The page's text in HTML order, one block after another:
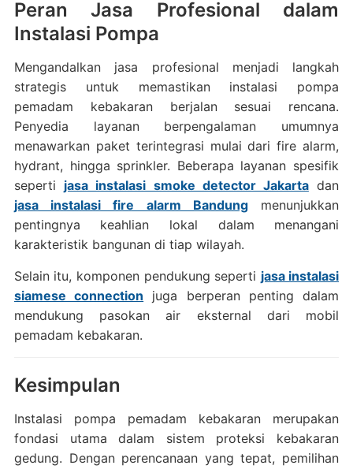
Peran Jasa Profesional dalam
Instalasi Pompa
Mengandalkan jasa profesional menjadi langkah
strategis untuk memastikan instalasi pompa
pemadam kebakaran berjalan sesuai rencana.
Penyedia layanan berpengalaman umumnya
menawarkan paket terintegrasi mulai dari fire alarm,
hydrant, hingga sprinkler. Beberapa layanan spesifik
seperti jasa instalasi smoke detector Jakartadan
jasa instalasi fire alarm Bandungmenunjukkan
pentingnya keahlian lokal dalam menangani
karakteristik bangunan di tiap wilayah.
Selain itu, komponen pendukung seperti jasa instalasi
siamese connection juga berperan penting dalam
mendukung pasokan air eksternal dari mobil
pemadam kebakaran.
Kesimpulan
Instalasi pompa pemadam kebakaran merupakan
fondasi utama dalam sistem proteksi kebakaran
gedung. Dengan perencanaan yang tepat, pemilihan